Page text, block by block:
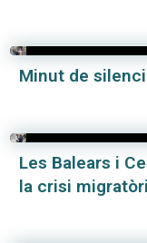
Minut de
Les Balears i
la crisi